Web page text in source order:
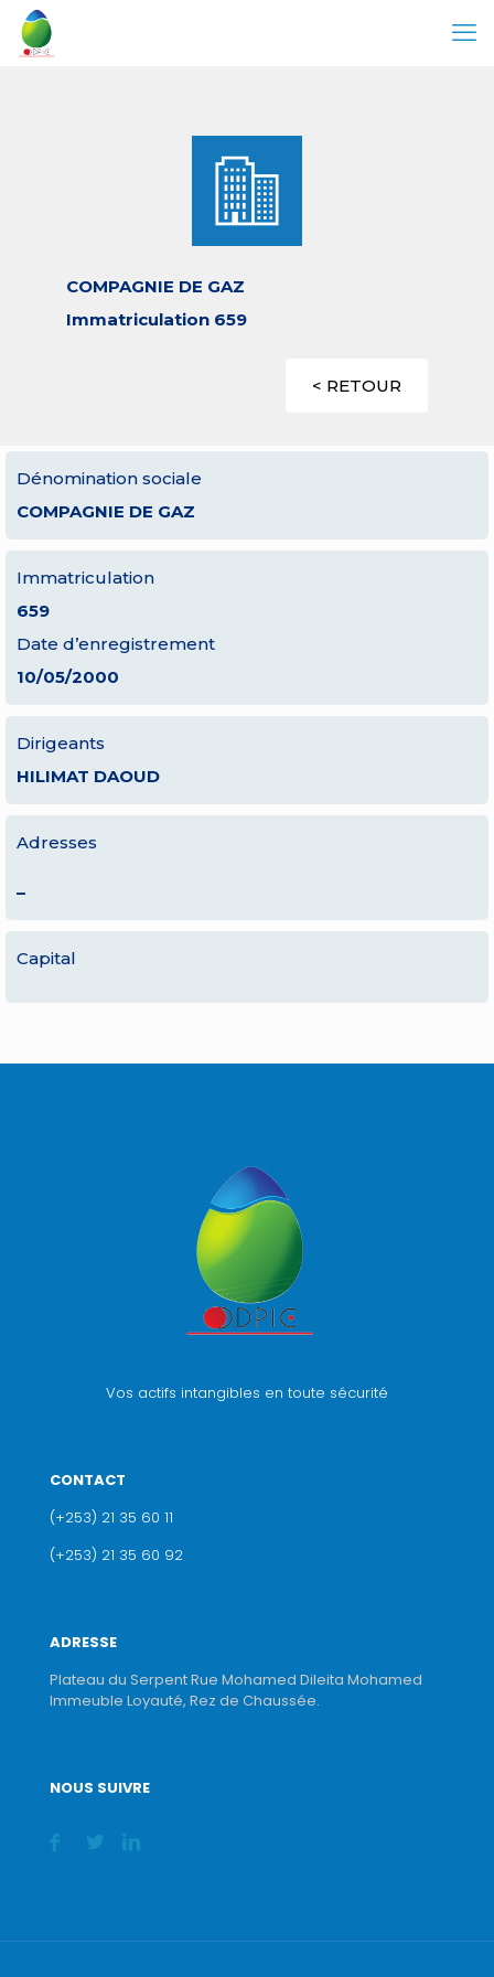
COMPAGNIE DE GAZ
Immatriculation 659
< RETOUR
Dénomination sociale
COMPAGNIE DE GAZ
Immatriculation
659
Date d’enregistrement
10/05/2000
Dirigeants
HILIMAT DAOUD
Adresses
–
Capital
Vos actifs intangibles en toute sécurité
CONTACT
(+253) 21 35 60 11
(+253) 21 35 60 92
ADRESSE
Plateau du Serpent Rue Mohamed Dileita Mohamed
Immeuble Loyauté, Rez de Chaussée.
NOUS SUIVRE